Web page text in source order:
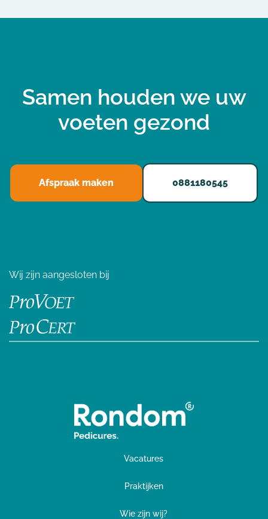
Samen houden we uw
voeten gezond
Afspraak maken 0881180545
Wij zijn aangesloten bij
Vacatures
Praktijken
Wie zijn wij?